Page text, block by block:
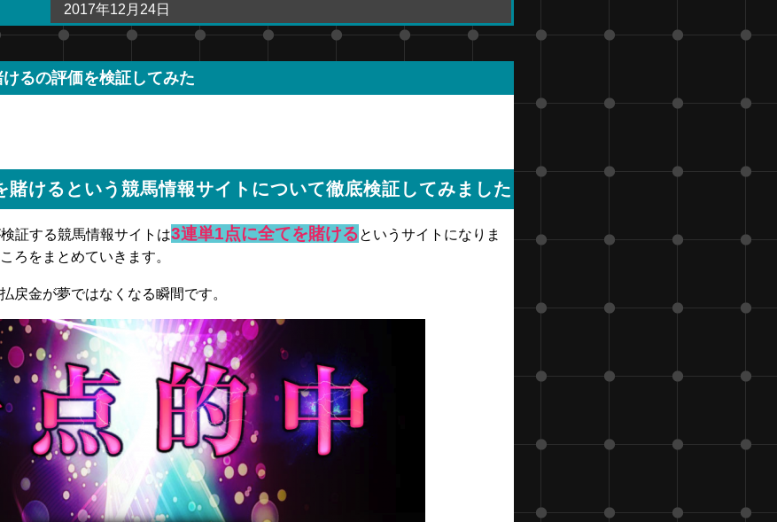
2017年12月24日
るの評価を検証してみた
賭けるという競馬情報サイトについて徹底検証してみました
証する競馬情報サイトは3連単1点に全てを賭けるというサイトになりま
ろをまとめていきます。
戻金が夢ではなくなる瞬間です。